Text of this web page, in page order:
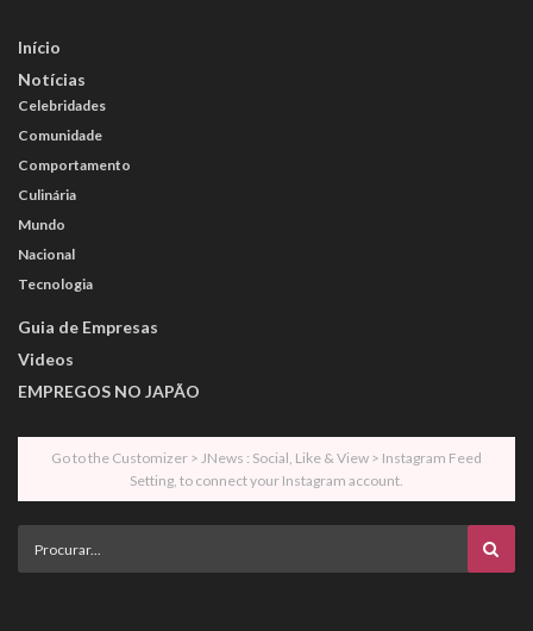
Início
Notícias
Celebridades
Comunidade
Comportamento
Culinária
Mundo
Nacional
Tecnologia
Guia de Empresas
Videos
EMPREGOS NO JAPÃO
Go to the Customizer > JNews : Social, Like & View > Instagram Feed
Setting, to connect your Instagram account.